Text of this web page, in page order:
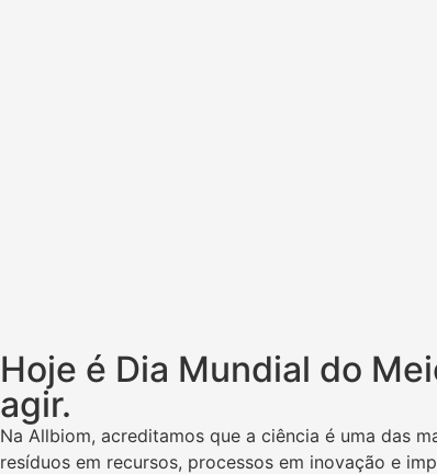
Hoje é Dia Mundial do
agir.
Na Allbiom, acreditamos que a ciência é uma das
resíduos em recursos, processos em inovação e